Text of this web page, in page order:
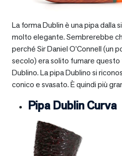
La forma Dublin è una pipa dalla
molto elegante. Sembrerebbe
perché Sir Daniel O’Connell (un
secolo) era solito fumare
Dublino. La pipa Dublino si
conico e svasato. È quindi più
Pipa Dublin Curva